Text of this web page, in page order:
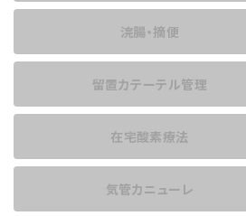
浣腸・摘便
留置カテーテル管理
在宅酸素療法
気管カニューレ